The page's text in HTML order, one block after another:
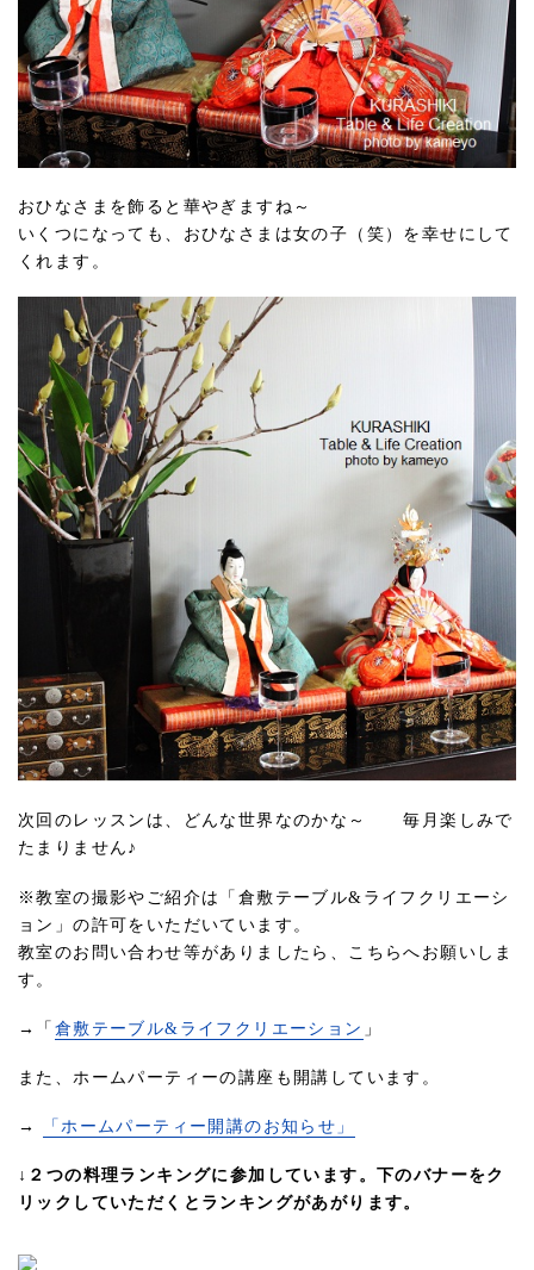
おひなさまを飾ると華やぎますね～
いくつになっても、おひなさまは女の子（笑）を幸せにして
くれます。
次回のレッスンは、どんな世界なのかな～ 毎月楽しみで
たまりません♪
※教室の撮影やご紹介は「倉敷テーブル&ライフクリエーシ
ョン」の許可をいただいています。
教室のお問い合わせ等がありましたら、こちらへお願いしま
す。
→「 倉敷テーブル&ライフクリエーション 」
また、ホームパーティーの講座も開講しています。
→ 「ホームパーティー開講のお知らせ」
↓ ２つの料理ランキングに参加しています。下のバナーをク
リックしていただくとランキングがあがります。